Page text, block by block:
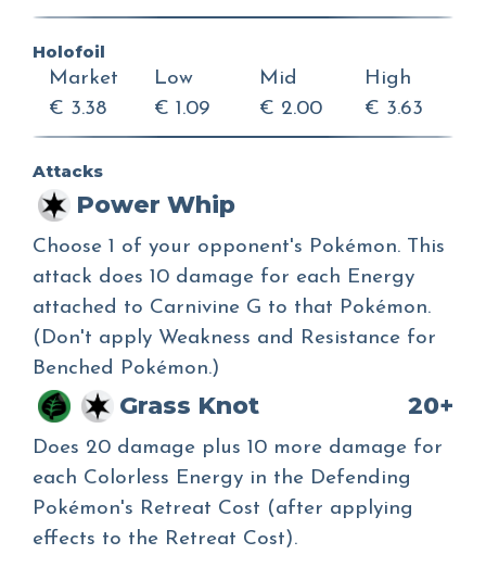
Holofoil
Market
€ 3.38
Low
€ 1.09
Mid
€ 2.00
High
€ 3.63
Attacks
Power Whip
Choose 1 of your opponent's Pokémon. This
attack does 10 damage for each Energy
attached to Carnivine G to that Pokémon.
(Don't apply Weakness and Resistance for
Benched Pokémon.)
Grass Knot 20+
Does 20 damage plus 10 more damage for
each Colorless Energy in the Defending
Pokémon's Retreat Cost (after applying
effects to the Retreat Cost).